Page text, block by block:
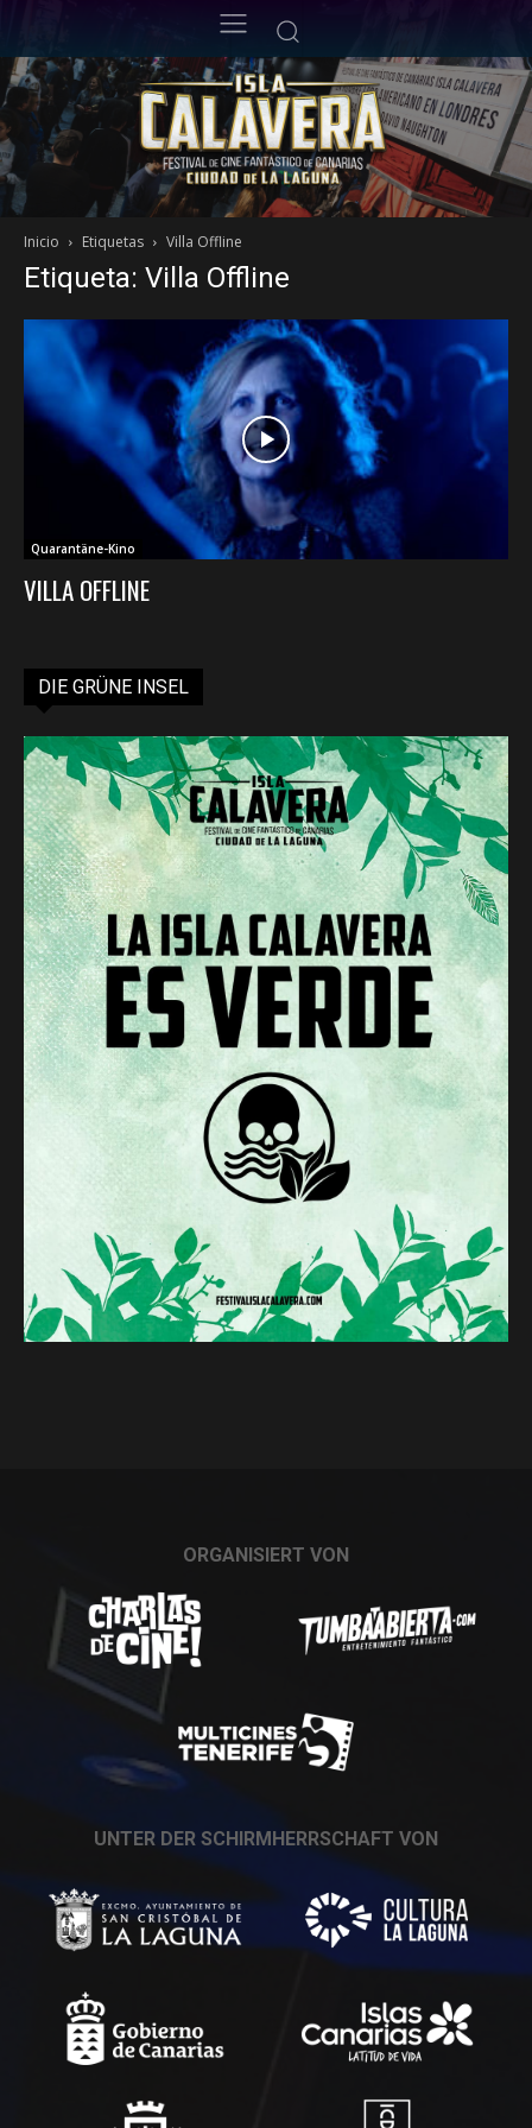
Inicio Etiquetas Villa Offline
Etiqueta: Villa Offline
Quarantäne-Kino
VILLA OFFLINE
DIE GRÜNE INSEL
ORGANISIERT VON
UNTER DER SCHIRMHERRSCHAFT VON